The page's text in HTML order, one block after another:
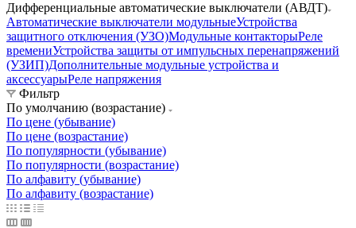
Дифференциальные автоматические выключатели (АВДТ)
Автоматические выключатели модульныеУстройства
защитного отключения (УЗО)Модульные контакторыРеле
времениУстройства защиты от импульсных перенапряжений
(УЗИП)Дополнительные модульные устройства и
аксессуарыРеле напряжения
Фильтр
По умолчанию (возрастание)
По цене (убывание)
По цене (возрастание)
По популярности (убывание)
По популярности (возрастание)
По алфавиту (убывание)
По алфавиту (возрастание)